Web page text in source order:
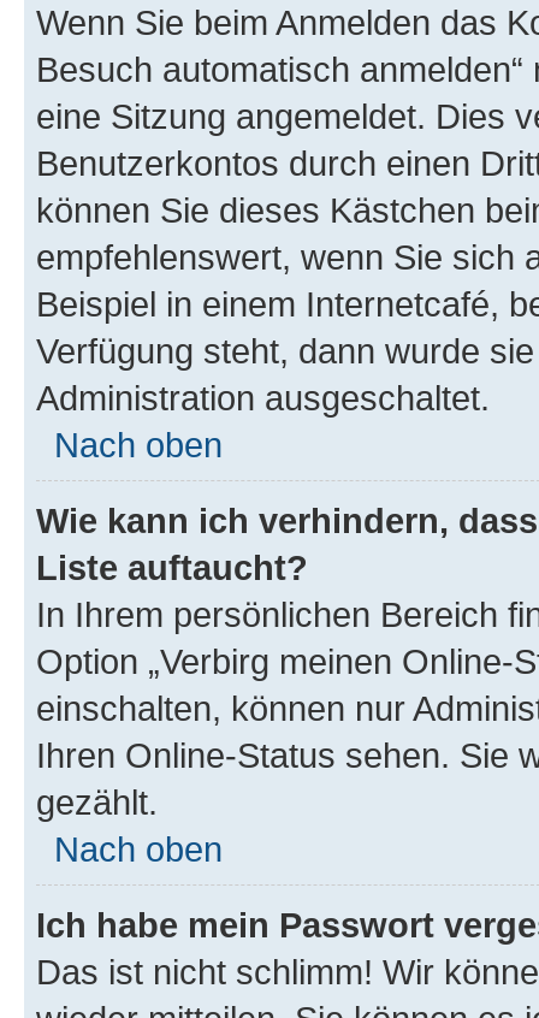
Wenn Sie beim Anmelden das
Besuch automatisch
eine Sitzung angemeldet. Dies
Benutzerkontos durch einen
können Sie dieses Kästchen
empfehlenswert, wenn Sie sich
Beispiel in einem Internetcafé,
Verfügung steht, dann wurde
Administration ausgeschaltet.
Nach oben
Wie kann ich verhindern,
Liste auftaucht?
In Ihrem persönlichen Bereich
Option „Verbirg meinen Online-
einschalten, können nur
Ihren Online-Status sehen. Sie
gezählt.
Nach oben
Ich habe mein Passwort
Das ist nicht schlimm! Wir